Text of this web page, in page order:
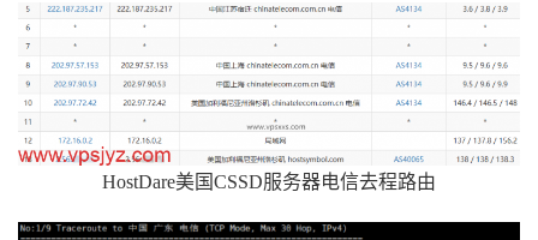
HostDare美国CSSD服务器电信去程路由